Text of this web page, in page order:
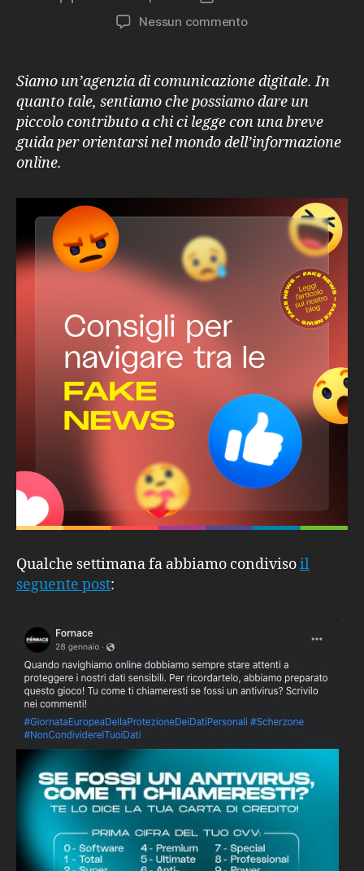
Nessun commentosu
mare
di
fake
Siamo un’agenzia di comunicazione digitale. In
quanto tale, sentiamo che possiamo dare un
piccolo contributo a chi ci legge con una breve
guida per orientarsi nel mondo dell’informazione
online.
Qualche settimana fa abbiamo condivisoil
seguente post: